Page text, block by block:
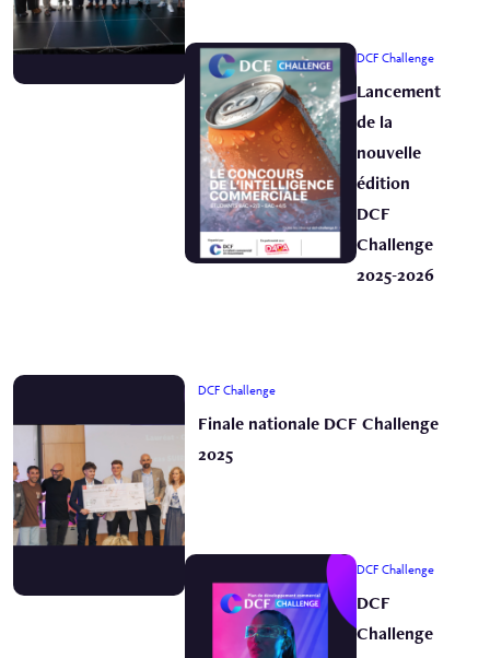
DCF Challenge
Lancement
de la
nouvelle
édition
DCF
Challenge
2025-2026
DCF Challenge
Finale nationale DCF Challenge
2025
DCF Challenge
DCF
Challenge